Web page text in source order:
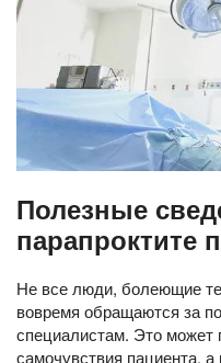
Полезные
парапроктите
Не все люди, болеющие
вовремя обращаются за
специалистам. Это может
самочувствия пациента,